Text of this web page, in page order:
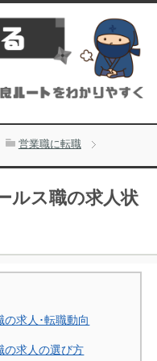
営業職に転職
ルス職の求人状
求人･転職動向
の求人の選び方